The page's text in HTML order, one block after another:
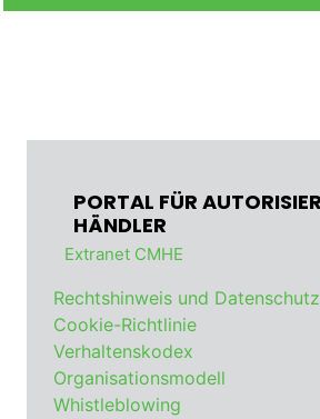
PORTAL FÜR
HÄNDLER
Extranet CMHE
Rechtshinweis und
Cookie-Richtlinie
Verhaltenskodex
Organisationsmodell
Whistleblowing